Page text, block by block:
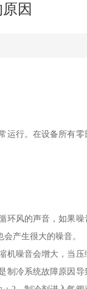
因
运行。在设备所有
环风的声音，如果
产生很大的噪音。
噪音会增大，当压
制冷系统故障原因